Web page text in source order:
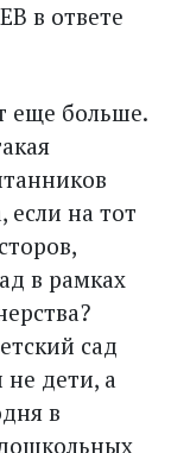
в ответе
еще больше.
если на тот
в рамках
сад
не дети, а
в